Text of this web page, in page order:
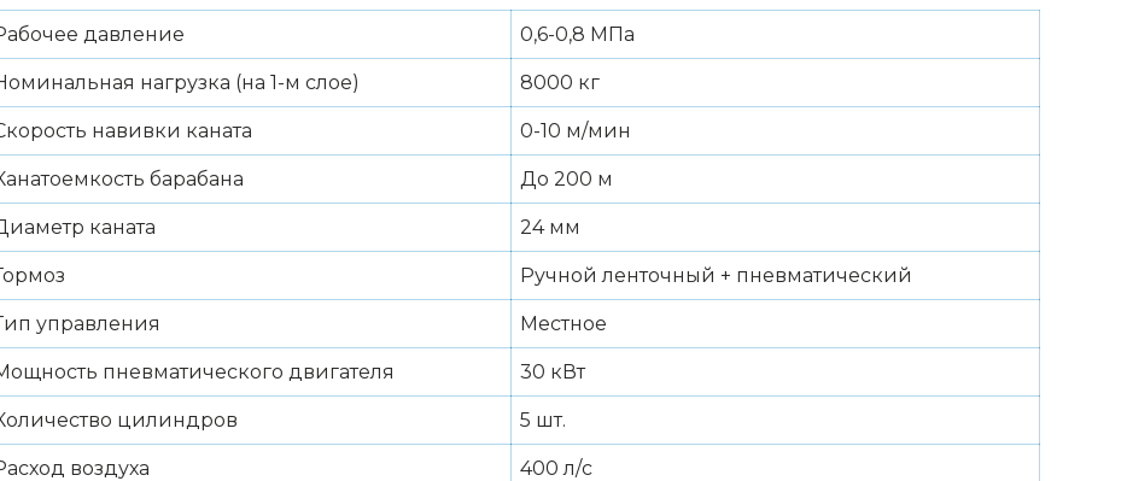
давление 0,6-0,8 МПа
нагрузка (на 1-м слое) 8000 кг
навивки каната 0-10 м/мин
барабана До 200 м
каната 24 мм
Ручной ленточный + пневматический
управления Местное
пневматического двигателя 30 кВт
цилиндров 5 шт.
воздуха 400 л/с